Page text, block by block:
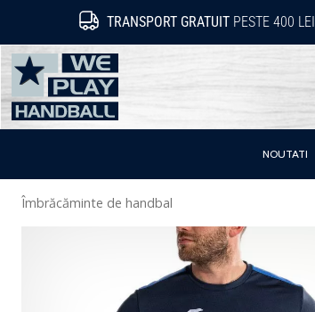
TRANSPORT GRATUITPESTE 400 LEI
WePlayHandball.ro
NOUTATI
Îmbrăcăminte de handbal